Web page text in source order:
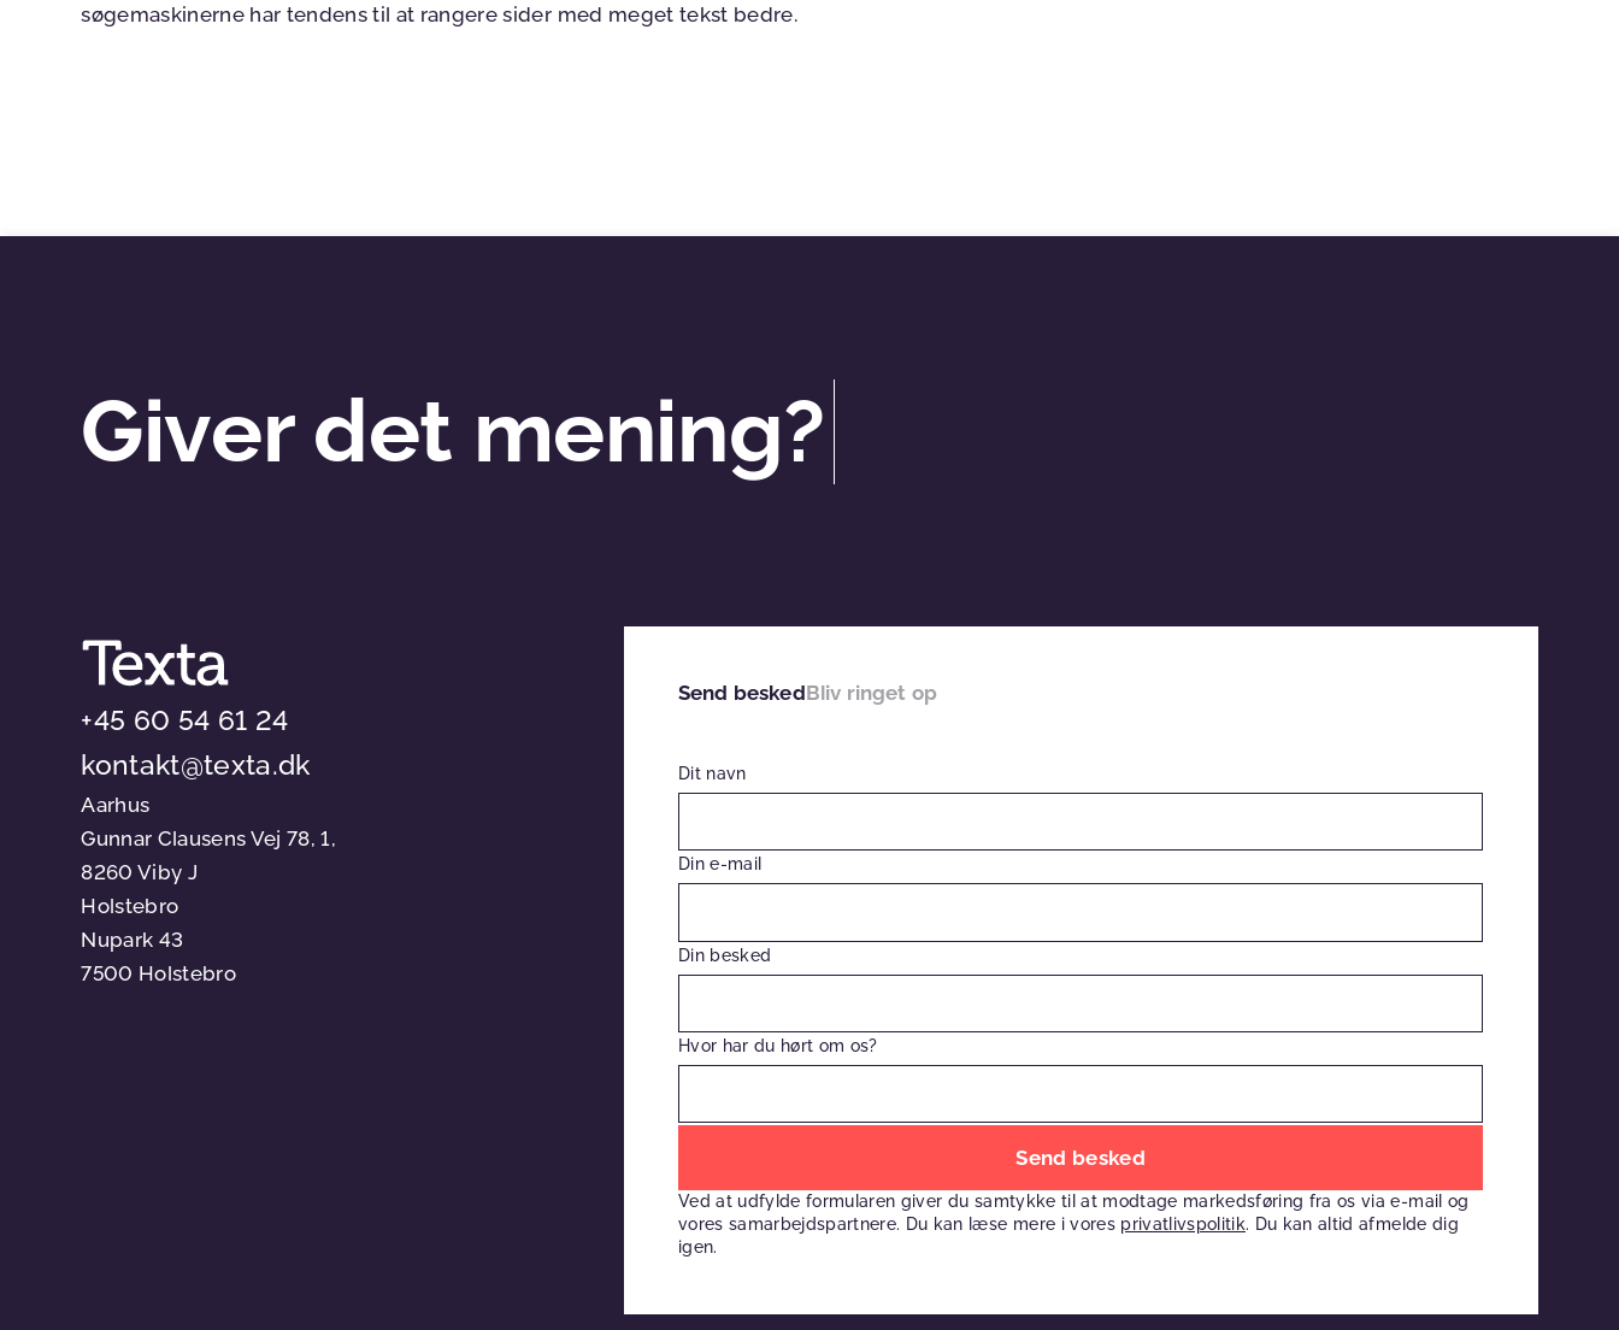
søgemaskinerne har tendens til at rangere sider med meget tekst bedre.
Giver det mening?
Send beskedBliv ringet op
Dit navn
Din e-mail
Din besked
Hvor har du hørt om os?
dette
felt
Ved at udfylde formularen giver du samtykke til at modtage markedsføring fra os via e-mail og
vores samarbejdspartnere. Du kan læse mere i vores privatlivspolitik. Du kan altid afmelde dig
igen.
+45 60 54 61 24
kontakt@texta.dk
Aarhus
Gunnar Clausens Vej 78, 1,
8260 Viby J
Holstebro
Nupark 43
7500 Holstebro